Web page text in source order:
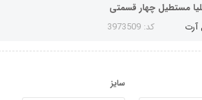
مستطیل چهار قسمتی
آرت کد: 3973509
سایز